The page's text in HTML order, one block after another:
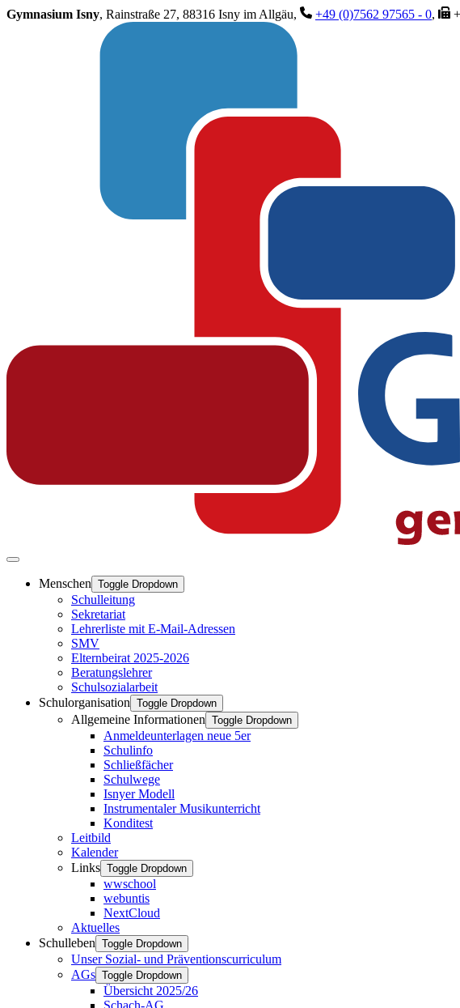
Gymnasium Isny, Rainstraße 27, 88316 Isny im Allgäu, +49 (0)7562 97565 - 0,
Menschen Toggle Dropdown
Schulleitung
Sekretariat
Lehrerliste mit E-Mail-Adressen
SMV
Elternbeirat 2025-2026
Beratungslehrer
Schulsozialarbeit
Schulorganisation Toggle Dropdown
Allgemeine Informationen Toggle Dropdown
Anmeldeunterlagen neue 5er
Schulinfo
Schließfächer
Schulwege
Isnyer Modell
Instrumentaler Musikunterricht
Konditest
Leitbild
Kalender
Links Toggle Dropdown
wwschool
webuntis
NextCloud
Aktuelles
Schulleben Toggle Dropdown
Unser Sozial- und Präventionscurriculum
AGs Toggle Dropdown
Übersicht 2025/26
Schach-AG